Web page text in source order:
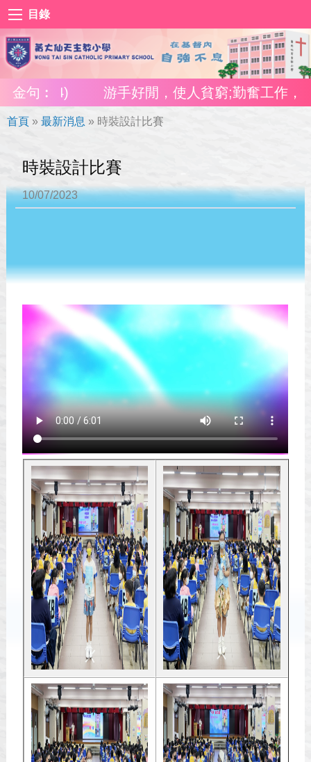
目錄
金句︰
游手好閒，使人貧窮;勤奮工作，使人富有。(箴
首頁 » 最新消息 » 時裝設計比賽
時裝設計比賽
10/07/2023